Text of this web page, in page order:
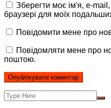
Зберегти моє ім'я, e-
браузері для моїх
Повідомити мене про
Повідомляти мене про
поштою.